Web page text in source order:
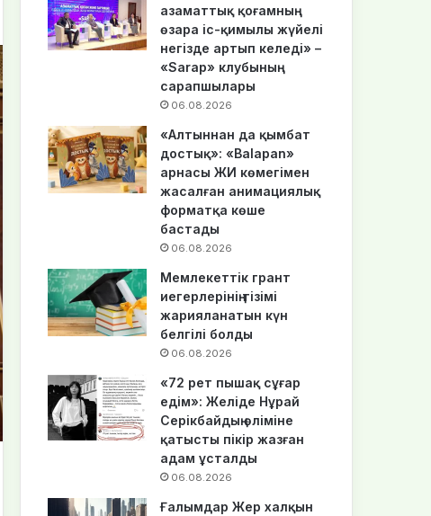
азаматтық қоғамның
өзара іс-қимылы жүйелі
негізде артып келеді» –
«Sarap» клубының
сарапшылары
06.08.2026
«Алтыннан да қымбат
достық»: «Balapan»
арнасы ЖИ көмегімен
жасалған анимациялық
форматқа көше
бастады
06.08.2026
Мемлекеттік грант
иегерлерінің тізімі
жарияланатын күн
белгілі болды
06.08.2026
«72 рет пышақ сұғар
едім»: Желіде Нұрай
Серікбайдың өліміне
қатысты пікір жазған
адам ұсталды
06.08.2026
Ғалымдар Жер халқын